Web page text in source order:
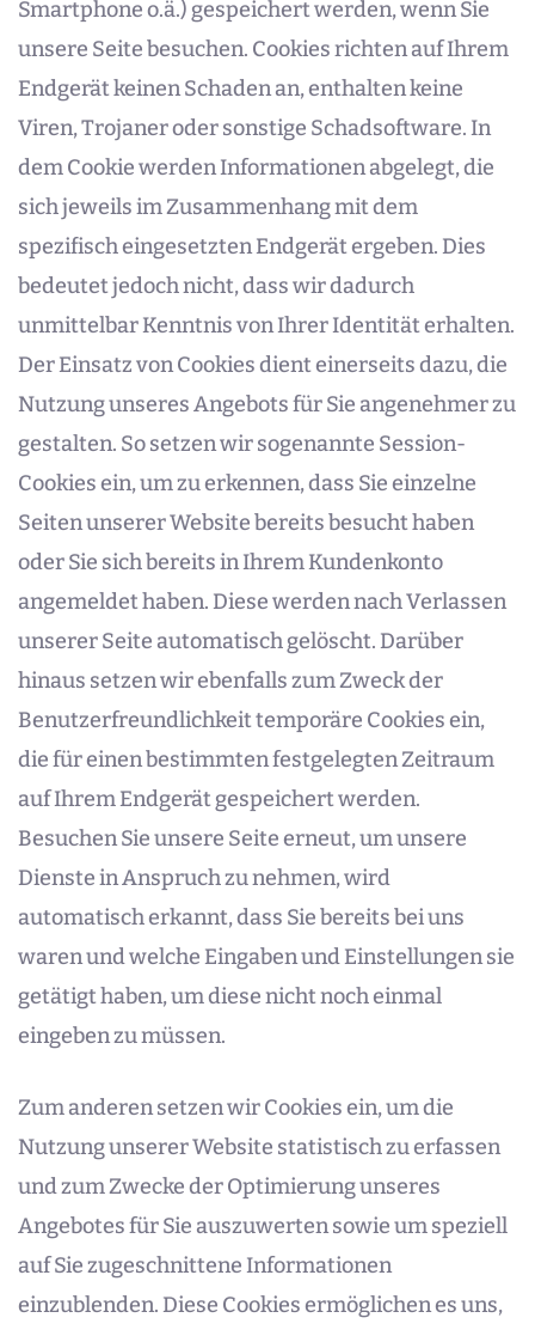
Smartphone o.ä.) gespeichert werden, wenn Sie
unsere Seite besuchen. Cookies richten auf Ihrem
Endgerät keinen Schaden an, enthalten keine
Viren, Trojaner oder sonstige Schadsoftware. In
dem Cookie werden Informationen abgelegt, die
sich jeweils im Zusammenhang mit dem
spezifisch eingesetzten Endgerät ergeben. Dies
bedeutet jedoch nicht, dass wir dadurch
unmittelbar Kenntnis von Ihrer Identität erhalten.
Der Einsatz von Cookies dient einerseits dazu, die
Nutzung unseres Angebots für Sie angenehmer zu
gestalten. So setzen wir sogenannte Session-
Cookies ein, um zu erkennen, dass Sie einzelne
Seiten unserer Website bereits besucht haben
oder Sie sich bereits in Ihrem Kundenkonto
angemeldet haben. Diese werden nach Verlassen
unserer Seite automatisch gelöscht. Darüber
hinaus setzen wir ebenfalls zum Zweck der
Benutzerfreundlichkeit temporäre Cookies ein,
die für einen bestimmten festgelegten Zeitraum
auf Ihrem Endgerät gespeichert werden.
Besuchen Sie unsere Seite erneut, um unsere
Dienste in Anspruch zu nehmen, wird
automatisch erkannt, dass Sie bereits bei uns
waren und welche Eingaben und Einstellungen sie
getätigt haben, um diese nicht noch einmal
eingeben zu müssen.
Zum anderen setzen wir Cookies ein, um die
Nutzung unserer Website statistisch zu erfassen
und zum Zwecke der Optimierung unseres
Angebotes für Sie auszuwerten sowie um speziell
auf Sie zugeschnittene Informationen
einzublenden. Diese Cookies ermöglichen es uns,